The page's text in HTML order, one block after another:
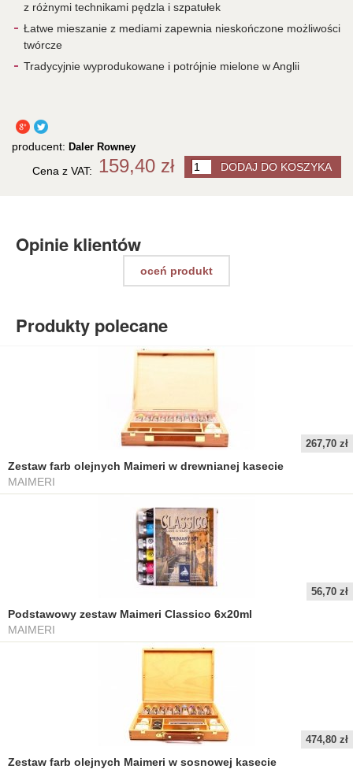
z różnymi technikami pędzla i szpatułek
Łatwe mieszanie z mediami zapewnia nieskończone możliwości
twórcze
Tradycyjnie wyprodukowane i potrójnie mielone w Anglii
producent: Daler Rowney
159,40 zł
Cena z VAT:
Opinie klientów
oceń produkt
Produkty polecane
267,70 zł
Zestaw farb olejnych Maimeri w drewnianej kasecie
MAIMERI
56,70 zł
Podstawowy zestaw Maimeri Classico 6x20ml
MAIMERI
474,80 zł
Zestaw farb olejnych Maimeri w sosnowej kasecie